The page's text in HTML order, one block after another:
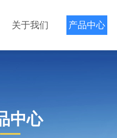
关于我们 产品中心
中心